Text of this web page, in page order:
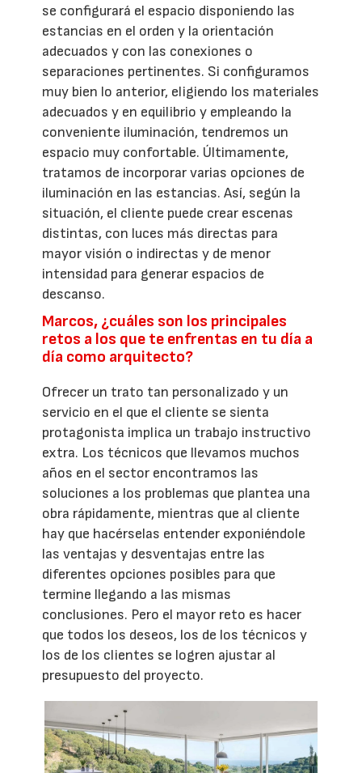
se configurará el espacio disponiendo las
estancias en el orden y la orientación
adecuados y con las conexiones o
separaciones pertinentes. Si configuramos
muy bien lo anterior, eligiendo los materiales
adecuados y en equilibrio y empleando la
conveniente iluminación, tendremos un
espacio muy confortable. Últimamente,
tratamos de incorporar varias opciones de
iluminación en las estancias. Así, según la
situación, el cliente puede crear escenas
distintas, con luces más directas para
mayor visión o indirectas y de menor
intensidad para generar espacios de
descanso.
Marcos, ¿cuáles son los principales
retos a los que te enfrentas en tu día a
día como arquitecto?
Ofrecer un trato tan personalizado y un
servicio en el que el cliente se sienta
protagonista implica un trabajo instructivo
extra. Los técnicos que llevamos muchos
años en el sector encontramos las
soluciones a los problemas que plantea una
obra rápidamente, mientras que al cliente
hay que hacérselas entender exponiéndole
las ventajas y desventajas entre las
diferentes opciones posibles para que
termine llegando a las mismas
conclusiones. Pero el mayor reto es hacer
que todos los deseos, los de los técnicos y
los de los clientes se logren ajustar al
presupuesto del proyecto.